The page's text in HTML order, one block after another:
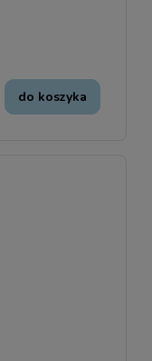
do koszyka